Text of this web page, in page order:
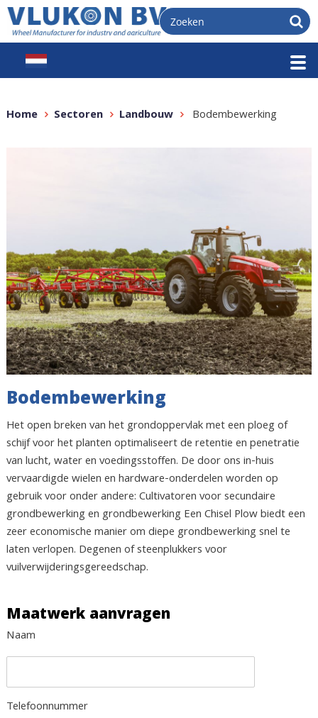
Home Sectoren Landbouw Bodembewerking
Bodembewerking
Het open breken van het grondoppervlak met een ploeg of
schijf voor het planten optimaliseert de retentie en penetratie
van lucht, water en voedingsstoffen. De door ons in-huis
vervaardigde wielen en hardware-onderdelen worden op
gebruik voor onder andere: Cultivatoren voor secundaire
grondbewerking en grondbewerking Een Chisel Plow biedt een
zeer economische manier om diepe grondbewerking snel te
laten verlopen. Degenen of steenplukkers voor
vuilverwijderingsgereedschap.
Maatwerk aanvragen
Naam
Telefoonnummer